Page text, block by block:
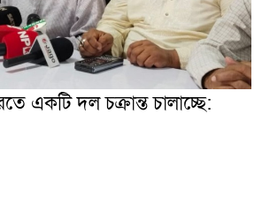
একটি দল চক্রান্ত চালাচ্ছে: